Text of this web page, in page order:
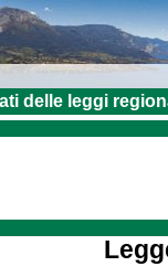
delle leggi